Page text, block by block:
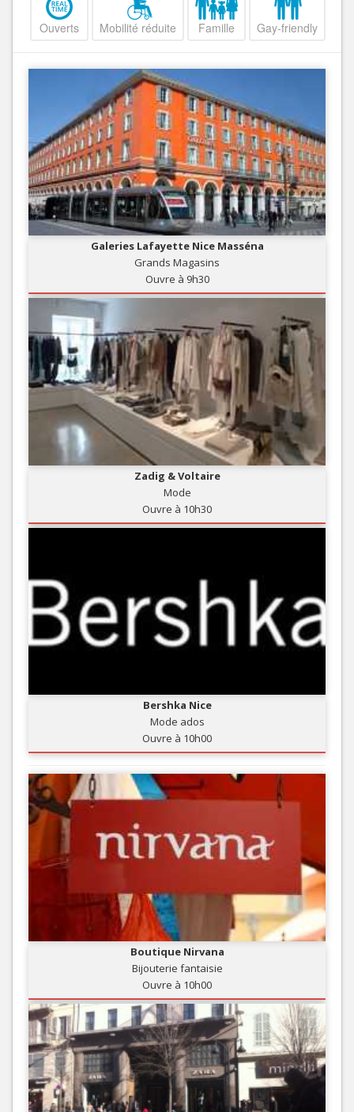
Ouverts Mobilité réduite Famille Gay-friendly
Galeries Lafayette Nice Masséna
Grands Magasins
Ouvre à 9h30
Zadig & Voltaire
Mode
Ouvre à 10h30
Bershka Nice
Mode ados
Ouvre à 10h00
Boutique Nirvana
Bijouterie fantaisie
Ouvre à 10h00